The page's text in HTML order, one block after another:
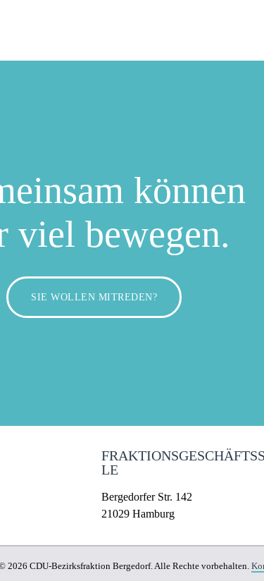
können
viel bewegen.
SIE WOLLEN MITREDEN?
LE
Bergedorfer Str. 142
21029 Hamburg
2026 CDU-Bezirksfraktion Bergedorf. Alle Rechte vorbehalten.